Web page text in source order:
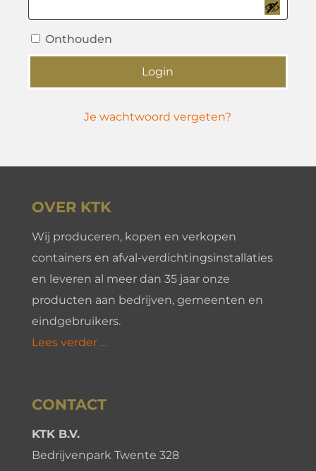
Onthouden
Login
Je wachtwoord vergeten?
OVER KTK
Wij produceren, kopen en verkopen
containers en afval-verdichtingsinstallaties
en leveren al meer dan 35 jaar onze
producten aan bedrijven, gemeenten en
eindgebruikers.
Lees verder …
CONTACT
KTK B.V.
Bedrijvenpark Twente 328